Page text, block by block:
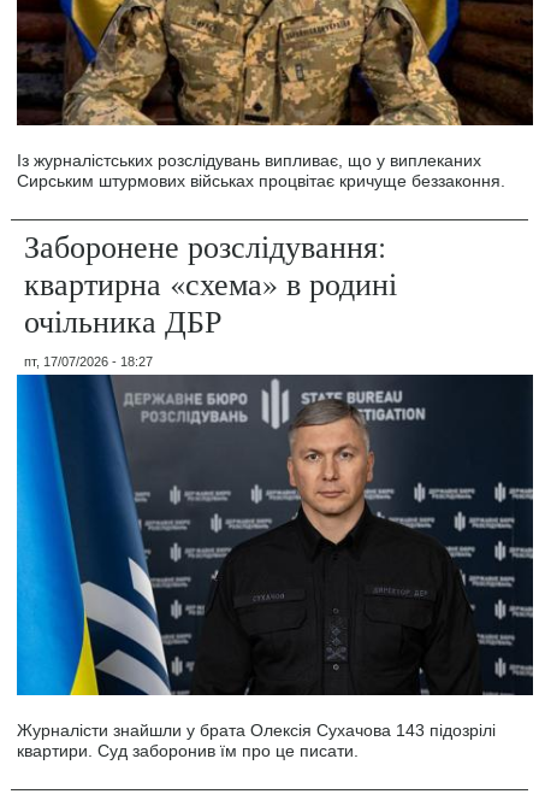
Із журналістських розслідувань випливає, що у виплеканих
Сирським штурмових військах процвітає кричуще беззаконня.
Заборонене розслідування:
квартирна «схема» в родині
очільника ДБР
пт, 17/07/2026 - 18:27
Журналісти знайшли у брата Олексія Сухачова 143 підозрілі
квартири. Суд заборонив їм про це писати.